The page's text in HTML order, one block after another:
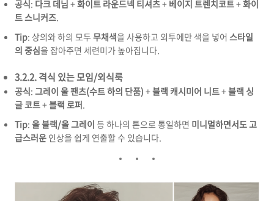
공식 : 다크 데님 +화이트 라운드넥 티셔츠+ 베이지 트렌치코트+화이
트 스니커즈.
Tip: 상의와 하의 모두 무채색을 사용하고 외투에만 색을 넣어 스타일
의 중심을 잡아주면 세련미가 높아집니다.
3.2.2. 격식 있는 모임/외식룩
공식: 그레이 울 팬츠(수트 하의 단품) +블랙 캐시미어 니트+블랙 싱
글 코트+블랙 로퍼.
Tip: 올 블랙/올 그레이 등 하나의 톤으로 통일하면 미니멀하면서도 고
급스러운 인상을 쉽게 연출할 수 있습니다.